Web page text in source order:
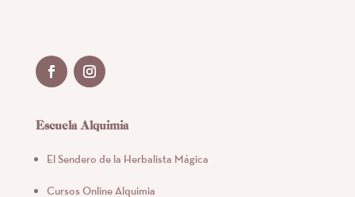
Escuela Alquimia
El Sendero de la Herbalista Mágica
Cursos Online Alquimia